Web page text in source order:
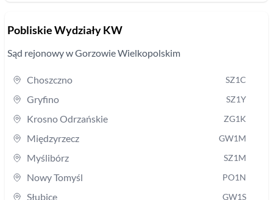
Pobliskie Wydziały KW
Sąd rejonowyw Gorzowie Wielkopolskim
Choszczno SZ1C
Gryfino SZ1Y
Krosno Odrzańskie ZG1K
Międzyrzecz GW1M
Myślibórz SZ1M
Nowy Tomyśl PO1N
Słubice GW1S